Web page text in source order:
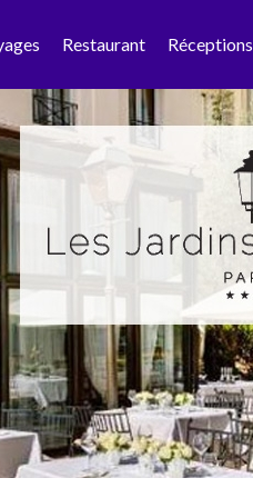
Restaurant Réceptions